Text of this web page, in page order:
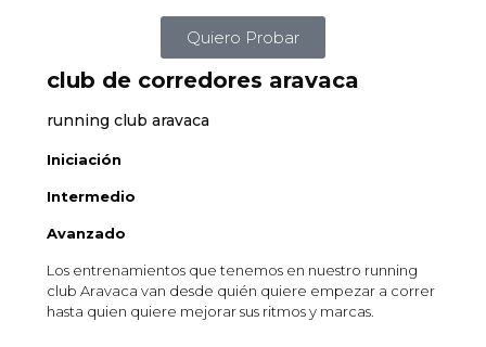
Quiero Probar
club de corredores aravaca
running club aravaca
Iniciación
Intermedio
Avanzado
Los entrenamientos que tenemos en nuestro running
club Aravaca van desde quién quiere empezar a correr
hasta quien quiere mejorar sus ritmos y marcas.